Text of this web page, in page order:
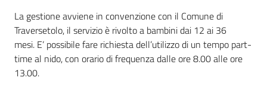
Newsletter
La gestione avviene in convenzione con il Comune di
Traversetolo, il servizio è rivolto a bambini dai 12 ai 36
mesi. E’ possibile fare richiesta dell’utilizzo di un tempo part-
time al nido, con orario di frequenza dalle ore 8.00 alle ore
13.00.